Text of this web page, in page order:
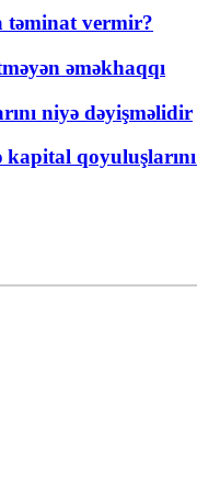
təminat vermir?
əməkhaqqı
niyə dəyişməlidir